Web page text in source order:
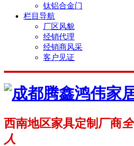
钛铝合金门
栏目导航
厂区风貌
经销代理
经销商风采
客户见证
西南地区家具定制厂商
人